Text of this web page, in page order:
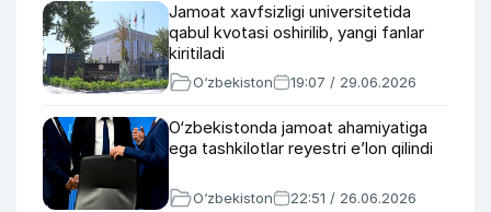
Jamoat xavfsizligi universitetida
qabul kvotasi oshirilib, yangi fanlar
kiritiladi
O‘zbekiston 19:07 / 29.06.2026
O‘zbekistonda jamoat ahamiyatiga
ega tashkilotlar reyestri e’lon qilindi
O‘zbekiston 22:51 / 26.06.2026